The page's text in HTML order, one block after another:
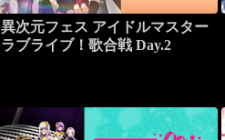
異次元フェス アイドルマスター
ラブライブ！歌合戦 Day.2